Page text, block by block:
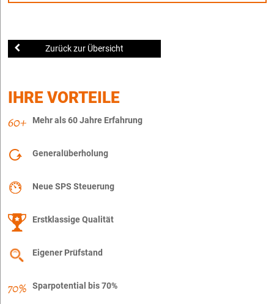
Zurück zur Übersicht
IHRE VORTEILE
Mehr als 60 Jahre Erfahrung
Generalüberholung
Neue SPS Steuerung
Erstklassige Qualität
Eigener Prüfstand
Sparpotential bis 70%